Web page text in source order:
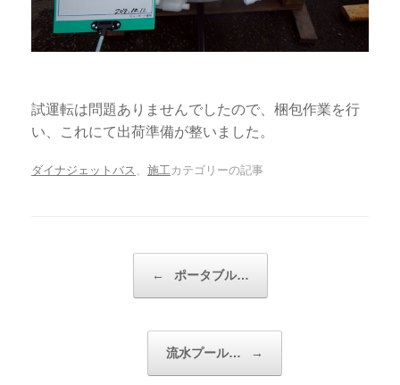
試運転は問題ありませんでしたので、梱包作業を行
い、これにて出荷準備が整いました。
ダイナジェットバス 施工 カテゴリーの記事
投稿ナビゲーション← ポータブル…
流水プール… →